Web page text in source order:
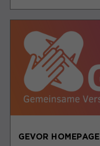
GEVOR HOMEPAGE